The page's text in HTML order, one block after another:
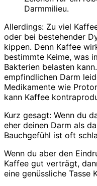
Darmmilieu.
Allerdings: Zu viel
oder bei bestehender
kippen. Denn Kaffee
bestimmte Keime, was
Bakterien belasten
empfindlichen Darm
Medikamente wie
kann Kaffee
Kurz gesagt: Wenn du
eher deinen Darm als
Bauchgefühl ist oft
Wenn du aber den
Kaffee gut verträgt,
eine genüssliche Tasse